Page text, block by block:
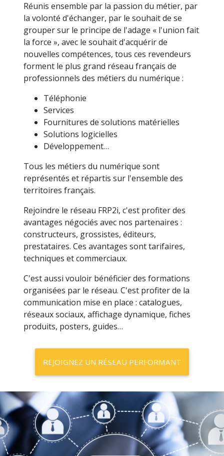
prestataires informatiques indépendants.
Comme vous.
Réunis ensemble par la passion du métier, par
la volonté d'échanger, par le souhait de se
grouper sur le principe de l'adage « l'union fait
la force », avec le souhait d'acquérir de
nouvelles compétences, tous ces revendeurs
forment le plus grand réseau français de
professionnels des métiers du numérique :
Téléphonie
Services
Fournitures de solutions matérielles
Solutions logicielles
Développement…
Tous les métiers du numérique sont
représentés et répartis sur l'ensemble des
territoires français.
Rejoindre le réseau FRP2i, c'est profiter des
avantages négociés avec nos partenaires :
constructeurs, grossistes, éditeurs,
prestataires. Ces avantages sont tarifaires,
techniques et commerciaux.
C'est aussi vouloir bénéficier des formations
organisées par le réseau. C'est profiter de la
communication mise en place : catalogues,
réseaux sociaux, affichage dynamique, fiches
produits, posters, guides…
REJOIGNEZ UN RÉSEAU PERFORMANT